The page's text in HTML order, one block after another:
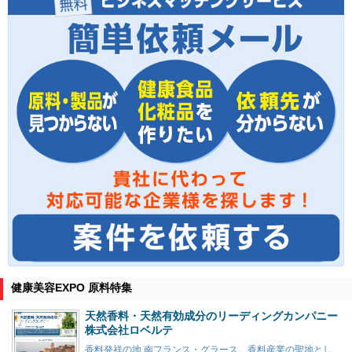
健康美容EXPO 原料特集
天然香料・天然有効成分のリーディングカンパニー
株式会社ロベルテ
香料発祥の地 南フランス・グラース。香料産業の聖地とし